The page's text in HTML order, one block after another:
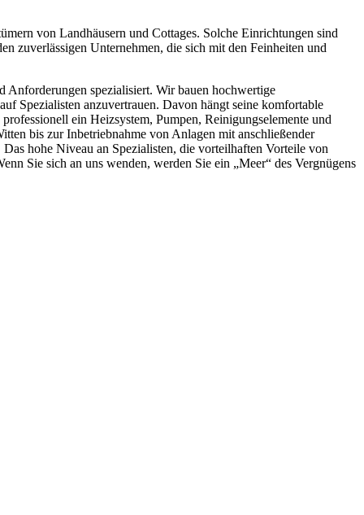
von Landhäusern und Cottages. Solche Einrichtungen sind
zuverlässigen Unternehmen, die sich mit den Feinheiten und
Anforderungen spezialisiert. Wir bauen hochwertige
Spezialisten anzuvertrauen. Davon hängt seine komfortable
ein Heizsystem, Pumpen, Reinigungselemente und
bis zur Inbetriebnahme von Anlagen mit anschließender
hohe Niveau an Spezialisten, die vorteilhaften Vorteile von
Sie sich an uns wenden, werden Sie ein „Meer“ des Vergnügens